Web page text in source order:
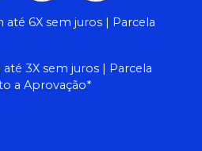
até 6X sem juros | Parcela
até 3X sem juros | Parcela
a Aprovação*